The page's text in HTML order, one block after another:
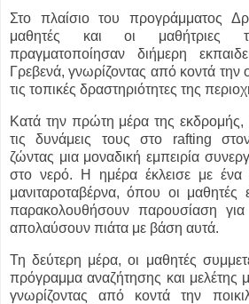
Στο πλαίσιο του προγράμματος
μαθητές και οι μαθήτριες
πραγματοποίησαν διήμερη
Γρεβενά, γνωρίζοντας από κοντά την
τις τοπικές δραστηριότητες της
Κατά την πρώτη μέρα της εκδρομής,
τις δυνάμεις τους στο rafting
ζώντας μια μοναδική εμπειρία
στο νερό. Η ημέρα έκλεισε με
μανιταροταβέρνα, όπου οι μαθητές
παρακολουθήσουν παρουσίαση για
απολαύσουν πιάτα με βάση αυτά.
Τη δεύτερη μέρα, οι μαθητές
πρόγραμμα αναζήτησης και μελέτης
γνωρίζοντας από κοντά την